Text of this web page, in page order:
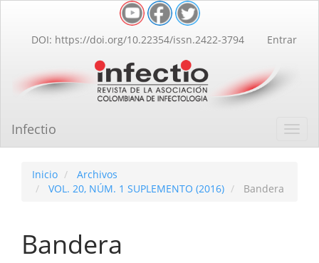
Contenido
principal
lateral
DOI: https://doi.org/10.22354/issn.2422-3794 Entrar
Infectio
Inicio
Archivos
VOL. 20, NÚM. 1 SUPLEMENTO (2016)
Bandera
Bandera